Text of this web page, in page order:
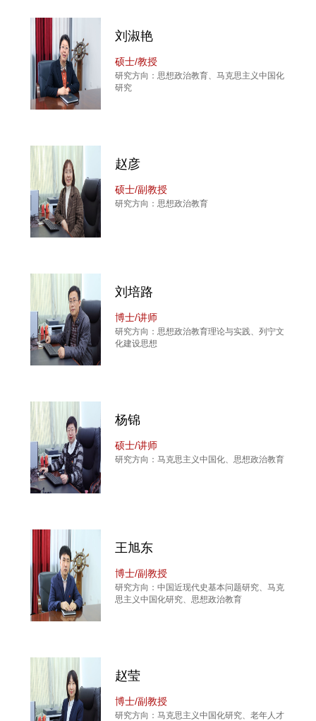
刘淑艳
硕士/教授
研究方向：思想政治教育、马克思主义中国化
研究
赵彦
硕士/副教授
研究方向：思想政治教育
刘培路
博士/讲师
研究方向：思想政治教育理论与实践、列宁文
化建设思想
杨锦
硕士/讲师
研究方向：马克思主义中国化、思想政治教育
王旭东
博士/副教授
研究方向：中国近现代史基本问题研究、马克
思主义中国化研究、思想政治教育
赵莹
博士/副教授
研究方向：马克思主义中国化研究、老年人才